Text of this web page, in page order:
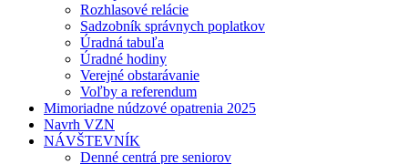
Rozhlasové relácie
Sadzobník správnych poplatkov
Úradná tabuľa
Úradné hodiny
Verejné obstarávanie
Voľby a referendum
Mimoriadne núdzové opatrenia 2025
Navrh VZN
NÁVŠTEVNÍK
Denné centrá pre seniorov